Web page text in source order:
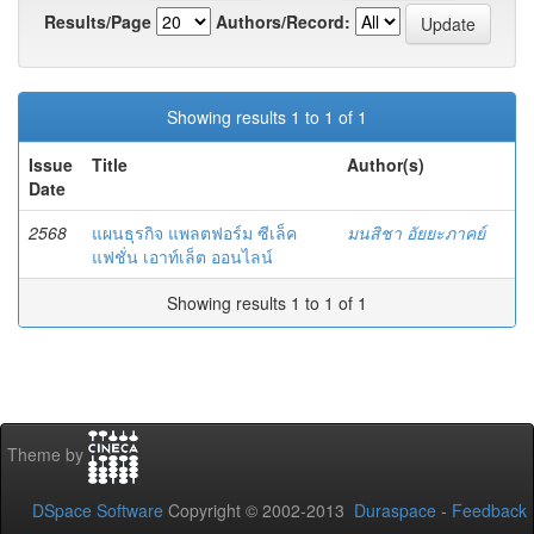
Results/Page
Authors/Record:
Showing results 1 to 1 of 1
Issue
Date
Title Author(s)
2568
แผนธุรกิจ แพลตฟอร์ม ซีเล็ค
แฟชั่น เอาท์เล็ต ออนไลน์
มนสิชา อัยยะภาคย์
Showing results 1 to 1 of 1
Theme by
DSpace Software Copyright © 2002-2013 Duraspace - Feedback